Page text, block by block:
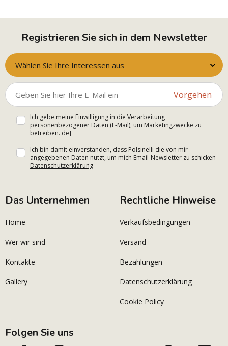
Registrieren Sie sich in dem Newsletter
Wählen Sie Ihre Interessen aus
Vorgehen
Ich gebe meine Einwilligung in die Verarbeitung
personenbezogener Daten (E-Mail), um Marketingzwecke zu
betreiben. de]
Ich bin damit einverstanden, dass Polsinelli die von mir
angegebenen Daten nutzt, um mich Email-Newsletter zu schicken
Datenschutzerklärung
Das Unternehmen
Home
Wer wir sind
Kontakte
Gallery
Rechtliche Hinweise
Verkaufsbedingungen
Versand
Bezahlungen
Datenschutzerklärung
Cookie Policy
Folgen Sie uns